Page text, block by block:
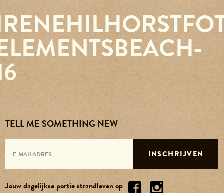
Activiteiten
Reserveren
Agenda
Contact
Over ons
Vacatures
TELL ME SOMETHING NEW
INSCHRIJVEN
Jouw dagelijkse portie strandleven op